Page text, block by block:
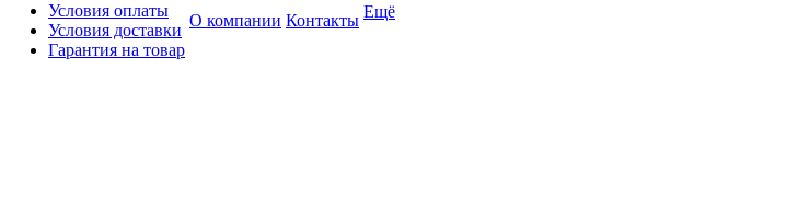
Условия оплаты
Условия доставки
Гарантия на товар
О компании Контакты Ещё